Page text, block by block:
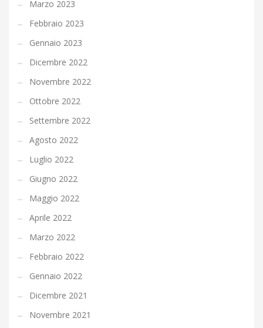
Marzo 2023
Febbraio 2023
Gennaio 2023
Dicembre 2022
Novembre 2022
Ottobre 2022
Settembre 2022
Agosto 2022
Luglio 2022
Giugno 2022
Maggio 2022
Aprile 2022
Marzo 2022
Febbraio 2022
Gennaio 2022
Dicembre 2021
Novembre 2021